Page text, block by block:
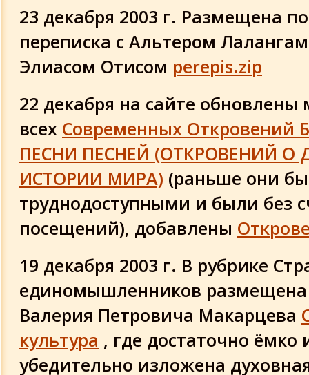
23 декабря 2003 г. Размещена
переписка с Альтером
Элиасом Отисом perepis.zip
22 декабря на сайте
всех Современных Откровений
ПЕСНИ ПЕСНЕЙ (ОТКРОВЕНИЙ О
ИСТОРИИ МИРА) (раньше они
труднодоступными и были без
посещений), добавлены
19 декабря 2003 г. В рубрике
единомышленников размещена
Валерия Петровича Макарцева
культура , где достаточно ёмко
убедительно изложена
Обновления 2004 года
Обновления 2003 года